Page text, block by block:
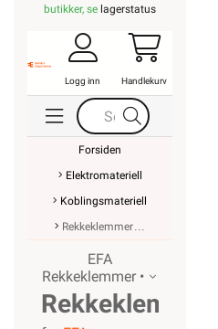
butikker, se lagerstatus
Logg inn Handlekurv
Forsiden
Elektromateriell
Koblingsmateriell
Rekkeklemmer
EFA
Rekkeklemmer •
Rekkeklemme